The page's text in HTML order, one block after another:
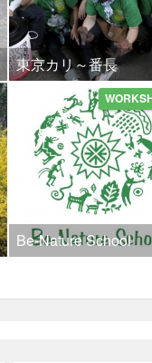
東京カリ～番長
Be-Nature School